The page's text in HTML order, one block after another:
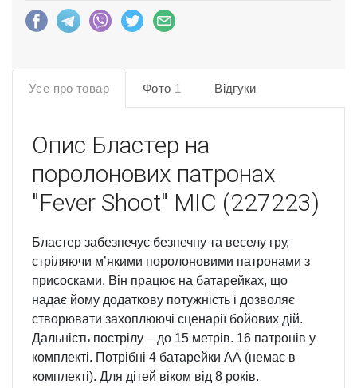
Усе про товар Фото 1 Відгуки
Опис Бластер на
поролонових патронах
"Fever Shoot" MIC (227223)
Бластер забезпечує безпечну та веселу гру,
стріляючи мʼякими поролоновими патронами з
присосками. Він працює на батарейках, що
надає йому додаткову потужність і дозволяє
створювати захоплюючі сценарії бойових дій.
Дальність пострілу – до 15 метрів. 16 патронів у
комплекті. Потрібні 4 батарейки АА (немає в
комплекті). Для дітей віком від 8 років.